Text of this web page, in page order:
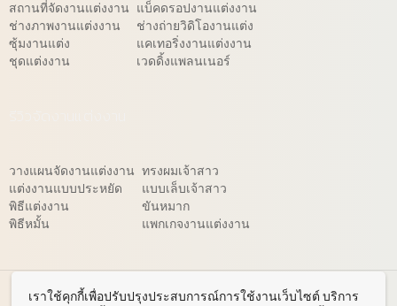
เราใช้คุกกี้เพื่อปรับปรุงประสบการณ์การใช้งานเว็บไซต์ บริการ
สถานที่จัดงานแต่งงาน
ช่างภาพงานแต่งงาน
ซุ้มงานแต่ง
ชุดแต่งงาน
แบ็คดรอปงานแต่งงาน
ช่างถ่ายวิดิโองานแต่ง
แคเทอริ่งงานแต่งงาน
เวดดิ้งแพลนเนอร์
วางแผนจัดงานแต่งงาน
แต่งงานแบบประหยัด
พิธีแต่งงาน
พิธีหมั้น
ทรงผมเจ้าสาว
แบบเล็บเจ้าสาว
ขันหมาก
แพกเกจงานแต่งงาน
© 2026 WeddingReview.net